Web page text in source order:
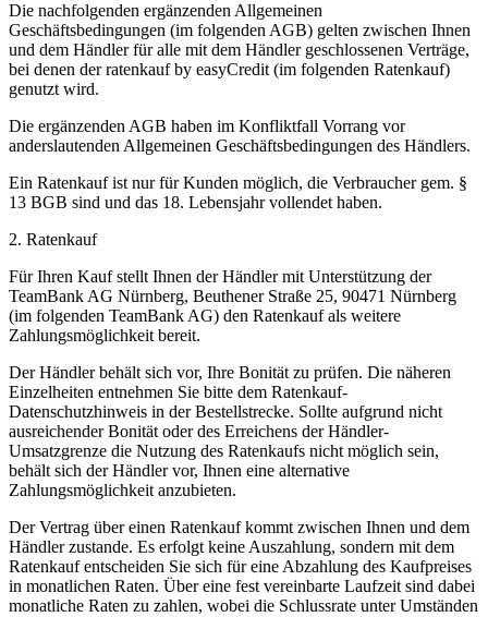
Die nachfolgenden ergänzenden Allgemeinen
Geschäftsbedingungen (im folgenden AGB) gelten zwischen Ihnen
und dem Händler für alle mit dem Händler geschlossenen Verträge,
bei denen der ratenkauf by easyCredit (im folgenden Ratenkauf)
genutzt wird.
Die ergänzenden AGB haben im Konfliktfall Vorrang vor
anderslautenden Allgemeinen Geschäftsbedingungen des Händlers.
Ein Ratenkauf ist nur für Kunden möglich, die Verbraucher gem. §
13 BGB sind und das 18. Lebensjahr vollendet haben.
2. Ratenkauf
Für Ihren Kauf stellt Ihnen der Händler mit Unterstützung der
TeamBank AG Nürnberg, Beuthener Straße 25, 90471 Nürnberg
(im folgenden TeamBank AG) den Ratenkauf als weitere
Zahlungsmöglichkeit bereit.
Der Händler behält sich vor, Ihre Bonität zu prüfen. Die näheren
Einzelheiten entnehmen Sie bitte dem Ratenkauf-
Datenschutzhinweis in der Bestellstrecke. Sollte aufgrund nicht
ausreichender Bonität oder des Erreichens der Händler-
Umsatzgrenze die Nutzung des Ratenkaufs nicht möglich sein,
behält sich der Händler vor, Ihnen eine alternative
Zahlungsmöglichkeit anzubieten.
Der Vertrag über einen Ratenkauf kommt zwischen Ihnen und dem
Händler zustande. Es erfolgt keine Auszahlung, sondern mit dem
Ratenkauf entscheiden Sie sich für eine Abzahlung des Kaufpreises
in monatlichen Raten. Über eine fest vereinbarte Laufzeit sind dabei
monatliche Raten zu zahlen, wobei die Schlussrate unter Umständen